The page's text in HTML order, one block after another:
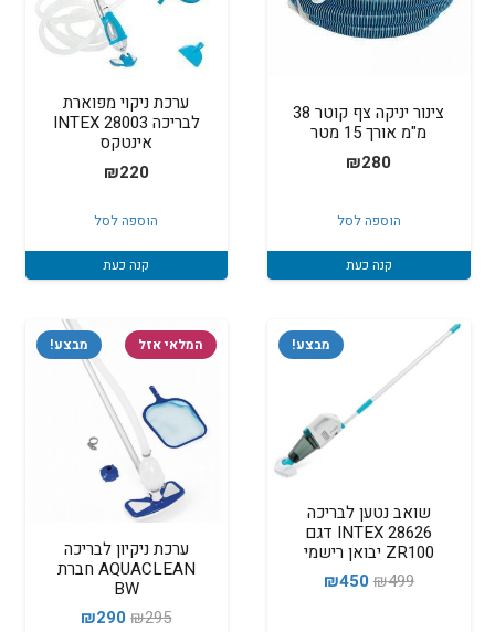
צינור יניקה צף קוטר 38
מ"מ אורך 15 מטר
₪280
הוספה לסל
קנה כעת
ערכת ניקוי מפוארת
לבריכה INTEX 28003
אינטקס
₪220
הוספה לסל
קנה כעת
מבצע!
שואב נטען לבריכה
INTEX 28626 דגם
ZR100 יבואן רישמי
₪499
המחיר
₪450
מבצע! המלאי אזל
ערכת ניקיון לבריכה
AQUACLEAN חברת
BW
₪295 המחיר
₪290 המחיר